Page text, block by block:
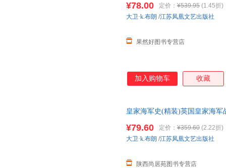
¥78.00 定价： ¥539.95 (1.45折)
果然好图书专营店
大卫·k.布朗 /江苏凤凰文艺出版社
加入购物车 收藏
皇家海军史(精装)英国皇家海
¥79.60 定价： ¥359.60 (2.22折)
陕西尚居苑图书专营店
大卫·k.布朗 /江苏凤凰文艺出版社